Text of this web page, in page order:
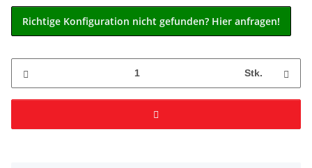
Richtige Konfiguration nicht gefunden? Hier anfragen!
Stk.